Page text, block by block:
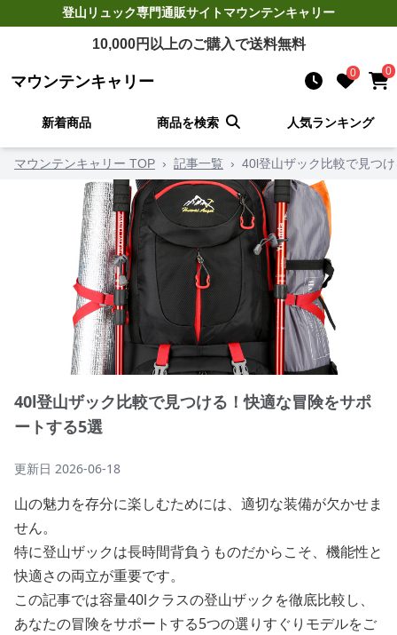
登山リュック専門通販サイトマウンテンキャリー
10,000円以上のご購入で送料無料
マウンテンキャリー 0 0
新着商品 商品を検索 人気ランキング
マウンテンキャリー TOP › 記事一覧 › 40l登山ザック比較で見つ
40l登山ザック比較で見つける！快適な冒険をサポ
ートする5選
更新日 2026-06-18
山の魅力を存分に楽しむためには、適切な装備が欠かせま
せん。
特に登山ザックは長時間背負うものだからこそ、機能性と
快適さの両立が重要です。
この記事では容量40lクラスの登山ザックを徹底比較し、
あなたの冒険をサポートする5つの選りすぐりモデルをご